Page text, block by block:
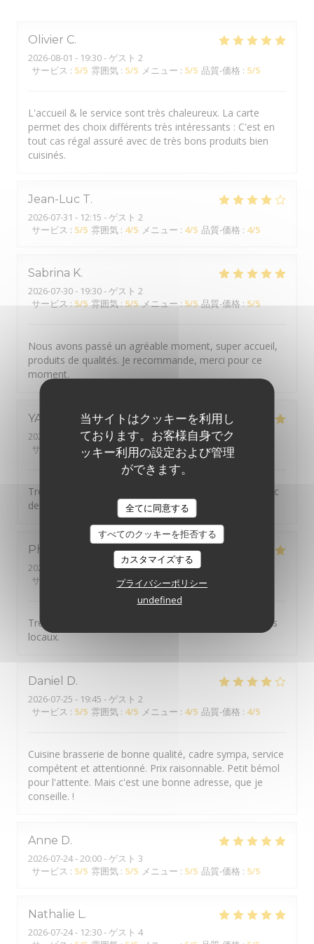
当サイトはクッキーを利用し
ております。お客様自身でク
ッキー利用の設定および管理
ができます。
全てに同意する
すべてのクッキーを拒否する
カスタマイズする
プライバシーポリシー
undefined
Olivier C
2026-08-01 - 19:30 - ゲスト 2
サービス : 5/5 雰囲気 : 5/5 メニュー : 5/5 品質-価格 : 5/5
L'accueil & le service sont très chaleureux. La carte
permet des choix différents très intéressants : C'est en
tout cas régal assuré avec de très bons produits bien
cuisinés.
Jean-Luc T
2026-07-31 - 12:15 - ゲスト 2
サービス : 5/5 雰囲気 : 4/5 メニュー : 4/5 品質-価格 : 4/5
Sabrina K
2026-07-30- 19:30 - ゲスト 2
サービス:5/5 雰囲気:5/5 メニュー:5/5 品質-価格:5/5
Nous avons passé un agréable moment, super accueil,
produits de qualités. Je recommande, merci pour ce
moment.
YANN
2026-07-30
- 19:30 - ゲスト 2
サービス
/5 雰囲気: 5/5 メニュー: 5 /5 品質-価格
Très belle découverte. Bon accueil. Plats originaux avec
des produits locaux.
Philippe
2026-07-26
- 12:45 - ゲスト 2
サービス
雰囲気:5/5 メニュー: 5 /5 品質-価格
Très bon restaurant de type auberge avec des produits
locaux.
Daniel D
2026-07-25 - 19:45 - ゲスト 2
サービス : 5/5 雰囲気 : 4/5 メニュー : 4/5 品質-価格 : 4/5
Cuisine brasserie de bonne qualité, cadre sympa, service
compétent et attentionné. Prix raisonnable. Petit bémol
pour l'attente. Mais c'est une bonne adresse, que je
conseille. !
Anne D
2026-07-24- 20:00 - ゲスト 3
サービス : 5/5 雰囲気 : 5/5 メニュー : 5/5 品質-価格 : 5/5
Nathalie L
2026-07-24- 12:30 - ゲスト 4